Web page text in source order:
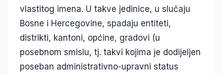
vlastitog imena. U takve jedinice, u slučaju
Bosne i Hercegovine, spadaju entiteti,
distrikti, kantoni, općine, gradovi (u
posebnom smislu, tj. takvi kojima je dodijeljen
poseban administrativno-upravni status